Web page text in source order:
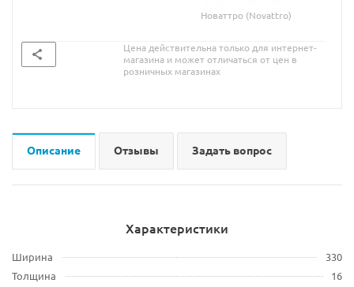
Новаттро (Novattro)
Цена действительна только для интернет-
магазина и может отличаться от цен в
розничных магазинах
Описание Отзывы Задать вопрос
Характеристики
Ширина
330
Толщина
16